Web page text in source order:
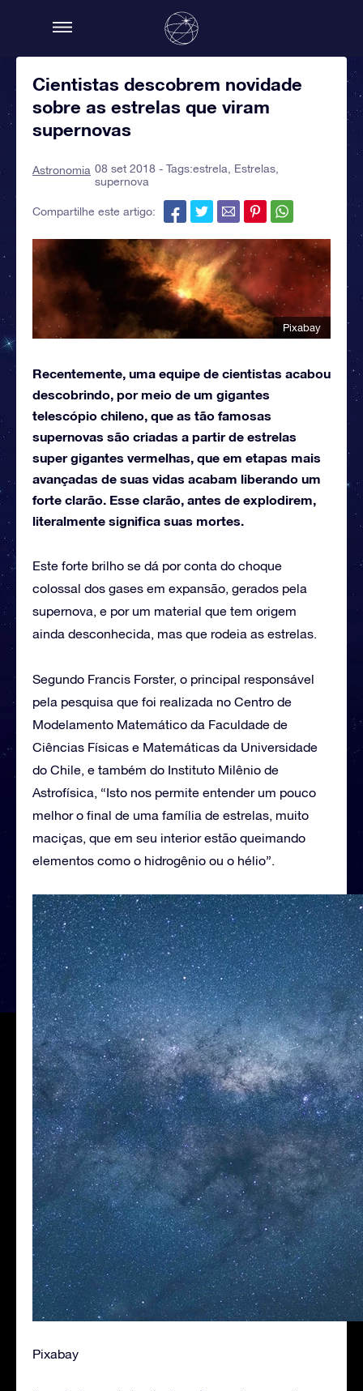
Cientistas descobrem novidade
sobre as estrelas que viram
supernovas
Astronomia 08 set 2018 - Tags:estrela Estrelas
supernova
Compartilhe este artigo:
Pixabay
Recentemente, uma equipe de cientistas acabou
descobrindo, por meio de um gigantes
telescópio chileno, que as tão famosas
supernovas são criadas a partir de estrelas
super gigantes vermelhas, que em etapas mais
avançadas de suas vidas acabam liberando um
forte clarão. Esse clarão, antes de explodirem,
literalmente significa suas mortes.
Este forte brilho se dá por conta do choque
colossal dos gases em expansão, gerados pela
supernova, e por um material que tem origem
ainda desconhecida, mas que rodeia as estrelas.
Segundo Francis Forster, o principal responsável
pela pesquisa que foi realizada no Centro de
Modelamento Matemático da Faculdade de
Ciências Físicas e Matemáticas da Universidade
do Chile, e também do Instituto Milênio de
Astrofísica, “Isto nos permite entender um pouco
melhor o final de uma família de estrelas, muito
maciças, que em seu interior estão queimando
elementos como o hidrogênio ou o hélio”.
Pixabay